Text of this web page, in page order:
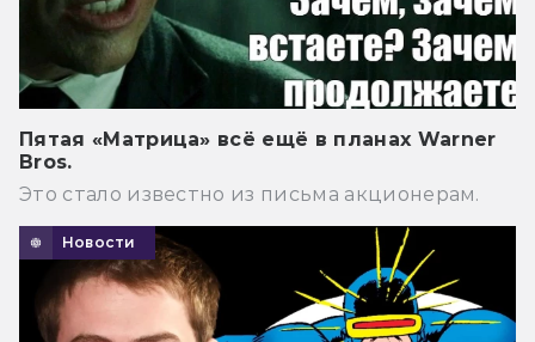
Пятая «Матрица» всё ещё в планах Warner
Bros.
Это стало известно из письма акционерам.
Новости